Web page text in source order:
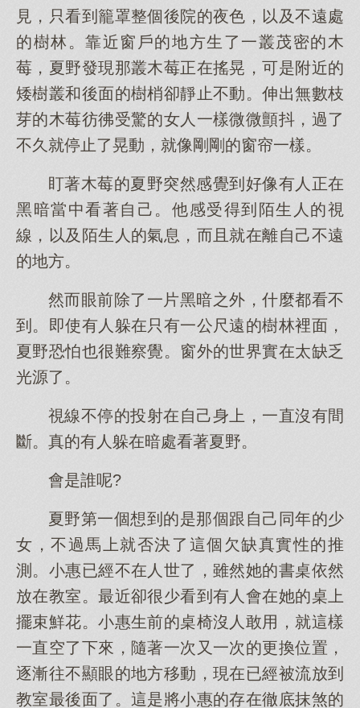
見，只看到籠罩整個後院的夜色，以及不遠處
的樹林。靠近窗戶的地方生了一叢茂密的木
莓，夏野發現那叢木莓正在搖晃，可是附近的
矮樹叢和後面的樹梢卻靜止不動。伸出無數枝
芽的木莓彷彿受驚的女人一樣微微顫抖，過了
不久就停止了晃動，就像剛剛的窗帘一樣。
盯著木莓的夏野突然感覺到好像有人正在
黑暗當中看著自己。他感受得到陌生人的視
線，以及陌生人的氣息，而且就在離自己不遠
的地方。
然而眼前除了一片黑暗之外，什麼都看不
到。即使有人躲在只有一公尺遠的樹林裡面，
夏野恐怕也很難察覺。窗外的世界實在太缺乏
光源了。
視線不停的投射在自己身上，一直沒有間
斷。真的有人躲在暗處看著夏野。
會是誰呢?
夏野第一個想到的是那個跟自己同年的少
女，不過馬上就否決了這個欠缺真實性的推
測。小惠已經不在人世了，雖然她的書桌依然
放在教室。最近卻很少看到有人會在她的桌上
擺束鮮花。小惠生前的桌椅沒人敢用，就這樣
一直空了下來，隨著一次又一次的更換位置，
逐漸往不顯眼的地方移動，現在已經被流放到
教室最後面了。這是將小惠的存在徹底抹煞的